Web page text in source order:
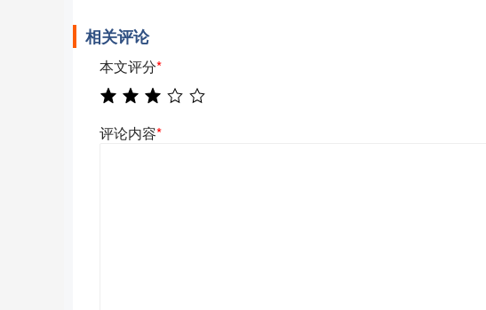
相关评论
本文评分*
评论内容*